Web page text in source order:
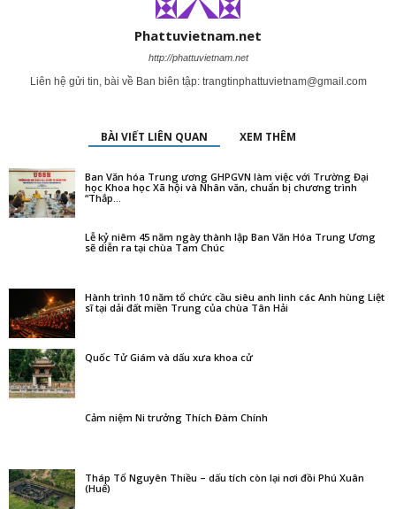
Phattuvietnam.net
http://phattuvietnam.net
Liên hệ gửi tin, bài về Ban biên tập: trangtinphattuvietnam@gmail.com
BÀI VIẾT LIÊN QUAN XEM THÊM
Ban Văn hóa Trung ương GHPGVN làm việc với Trường Đại
học Khoa học Xã hội và Nhân văn, chuẩn bị chương trình
“Thắp...
Lễ kỷ niêm 45 năm ngày thành lập Ban Văn Hóa Trung Ương
sẽ diễn ra tại chùa Tam Chúc
Hành trình 10 năm tổ chức cầu siêu anh linh các Anh hùng Liệt
sĩ tại dải đất miền Trung của chùa Tân Hải
Quốc Tử Giám và dấu xưa khoa cử
Cảm niệm Ni trưởng Thích Đàm Chính
Tháp Tổ Nguyên Thiều – dấu tích còn lại nơi đồi Phú Xuân
(Huế)